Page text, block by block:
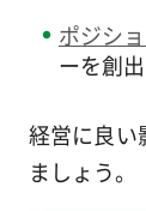
ポジシ
ーを創
経営に良い
ましょう。